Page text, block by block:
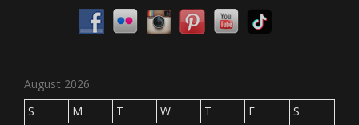
August 2026
S
M T W T F S